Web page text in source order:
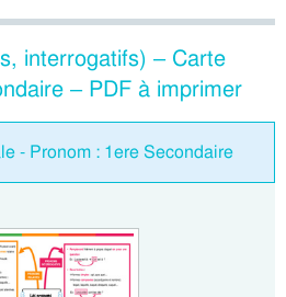
interrogatifs) – Carte
– PDF à imprimer
- Pronom : 1ere Secondaire